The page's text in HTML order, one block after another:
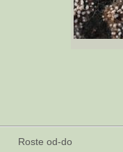
Roste od-do